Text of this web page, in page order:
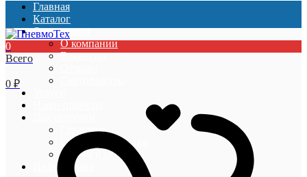
Главная
Каталог
О компании
О компании
Вакансии
Гарантии
Оплата и доставка
Акции и скидки
Информация
0
Всего
0 ₽